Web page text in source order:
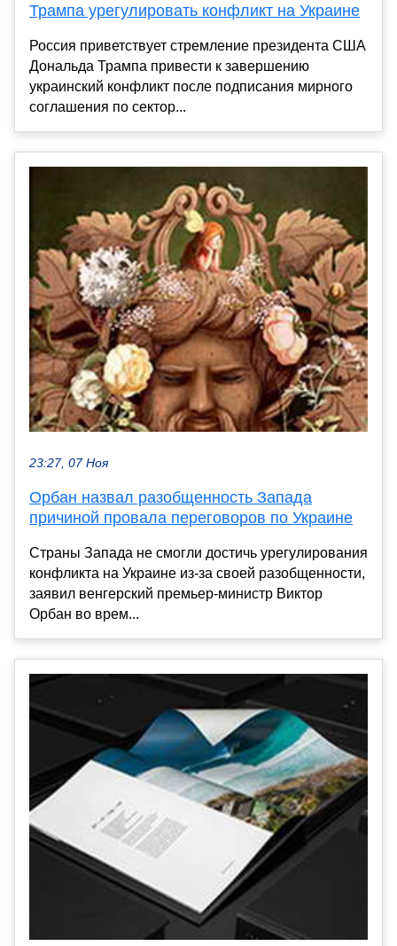
Трампа урегулировать конфликт на Украине
Россия приветствует стремление президента США
Дональда Трампа привести к завершению
украинский конфликт после подписания мирного
соглашения по сектор...
23:27, 07 Ноя
Орбан назвал разобщенность Запада
причиной провала переговоров по Украине
Страны Запада не смогли достичь урегулирования
конфликта на Украине из-за своей разобщенности,
заявил венгерский премьер-министр Виктор
Орбан во врем...